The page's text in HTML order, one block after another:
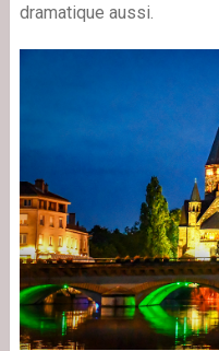
dramatique aussi.